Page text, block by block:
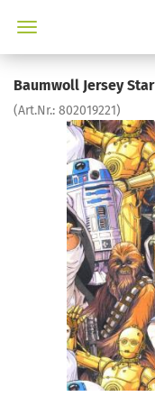
Baumwoll Jersey
(Art.Nr.: 802019221)